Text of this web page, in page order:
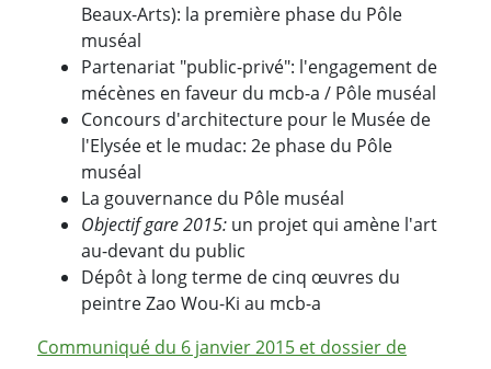
Beaux-Arts): la première phase du Pôle
muséal
Partenariat "public-privé": l'engagement de
mécènes en faveur du mcb-a / Pôle muséal
Concours d'architecture pour le Musée de
l'Elysée et le mudac: 2e phase du Pôle
muséal
La gouvernance du Pôle muséal
Objectif gare 2015: un projet qui amène l'art
au-devant du public
Dépôt à long terme de cinq œuvres du
peintre Zao Wou-Ki au mcb-a
Communiqué du 6 janvier 2015 et dossier de